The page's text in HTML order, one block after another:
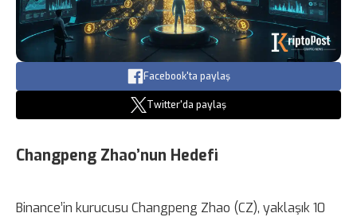
Facebook'ta paylaş
Twitter'da paylaş
Changpeng Zhao’nun Hedefi
Binance’in kurucusu Changpeng Zhao (CZ), yaklaşık 10